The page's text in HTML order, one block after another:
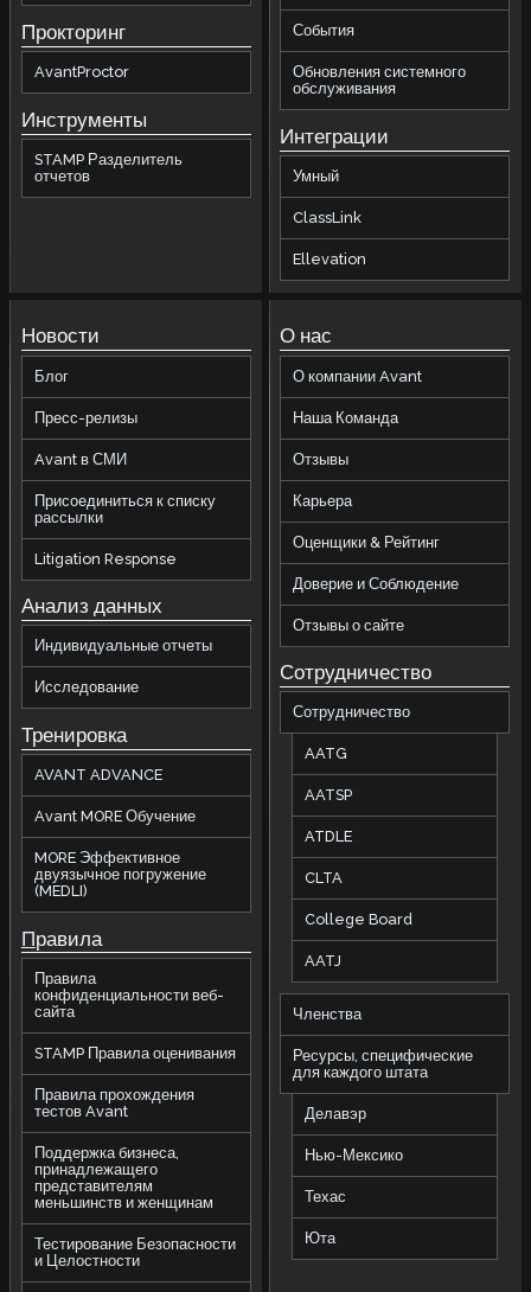
Прокторинг
AvantProctor
Инструменты
STAMP Разделитель
отчетов
События
Обновления системного
обслуживания
Интеграции
Умный
ClassLink
Ellevation
Новости
Блог
Пресс-релизы
Avant в СМИ
Присоединиться к списку
рассылки
Litigation Response
Анализ данных
Индивидуальные отчеты
Исследование
Тренировка
AVANT ADVANCE
Avant MORE Обучение
MORE Эффективное
двуязычное погружение
(MEDLI)
Правила
Правила
конфиденциальности веб-
сайта
STAMP Правила оценивания
Правила прохождения
тестов Avant
Поддержка бизнеса,
принадлежащего
представителям
меньшинств и женщинам
Тестирование Безопасности
и Целостности
О нас
О компании Avant
Наша Команда
Отзывы
Карьера
Оценщики & Рейтинг
Доверие и Соблюдение
Отзывы о сайте
Сотрудничество
Сотрудничество
AATG
AATSP
ATDLE
CLTA
College Board
AATJ
Членства
Ресурсы, специфические
для каждого штата
Делавэр
Нью-Мексико
Техас
Юта